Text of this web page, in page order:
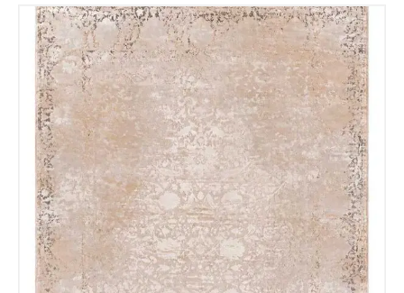
Recibir mi oferta